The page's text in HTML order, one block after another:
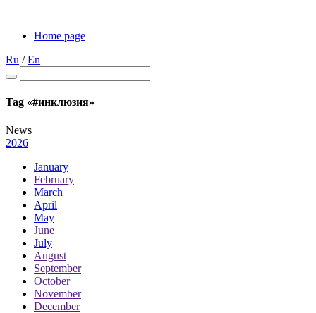
Home page
Ru /En
Tag «#инклюзия»
News
2026
January
February
March
April
May
June
July
August
September
October
November
December